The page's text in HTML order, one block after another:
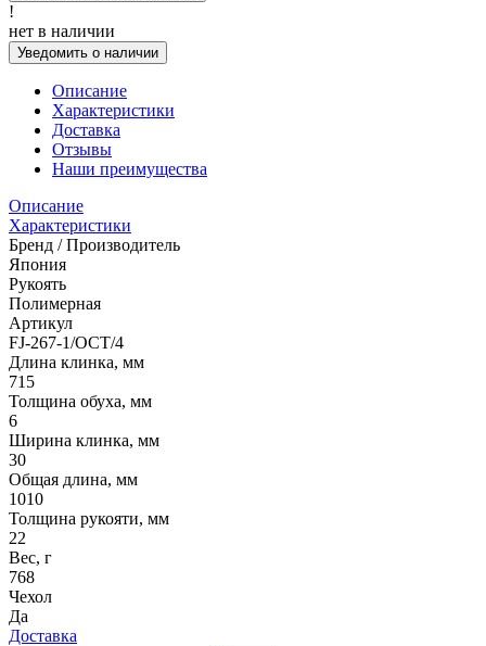
!
нет в наличии
Уведомить о наличии
Описание
Характеристики
Доставка
Отзывы
Наши преимущества
Описание
Характеристики
Бренд / Производитель
Япония
Рукоять
Полимерная
Артикул
FJ-267-1/OCT/4
Длина клинка, мм
715
Толщина обуха, мм
6
Ширина клинка, мм
30
Общая длина, мм
1010
Толщина рукояти, мм
22
Вес, г
768
Чехол
Да
Доставка